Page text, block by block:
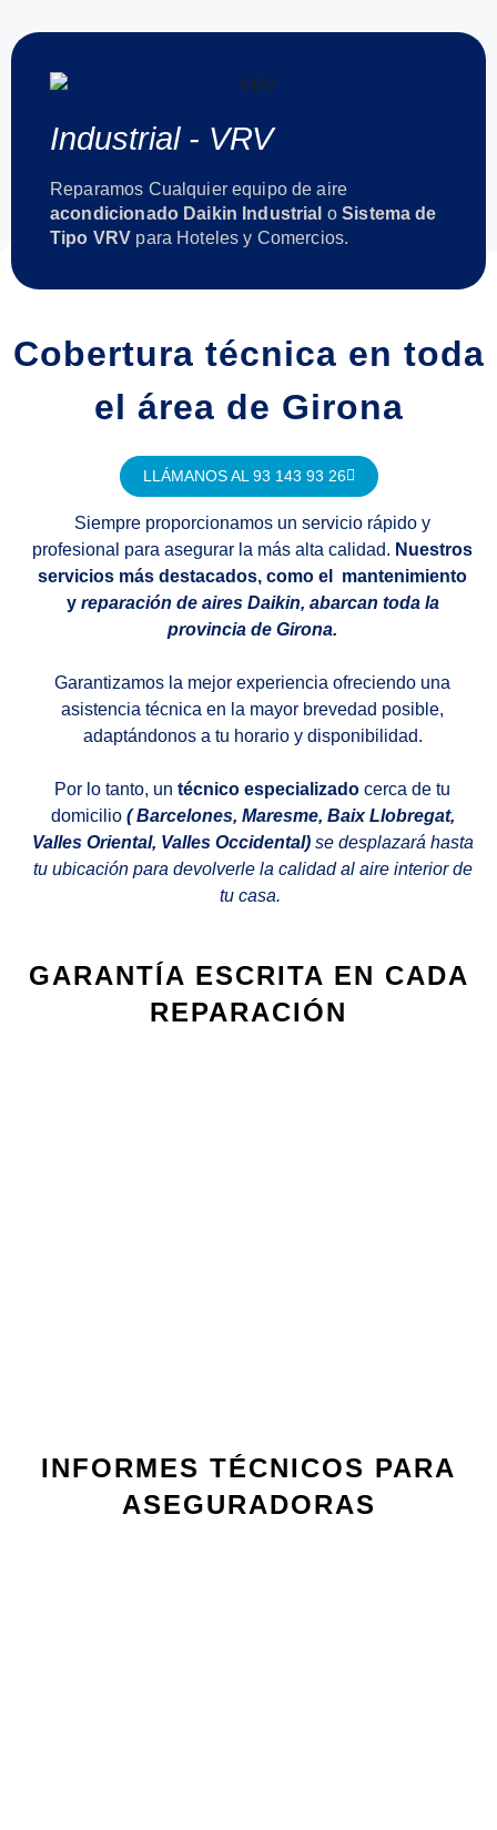
Industrial - VRV
Reparamos Cualquier equipo de aire
acondicionado Daikin Industrial oSistema de
Tipo VRV para Hoteles y Comercios.
Cobertura técnica en toda
el área de Girona
LLÁMANOS AL 93 143 93 26
Siempre proporcionamos un servicio rápido y
profesional para asegurar la más alta calidad. Nuestros
servicios más destacados, como el mantenimiento
y reparación de aires Daikin, abarcan toda la
provincia de Girona.
Garantizamos la mejor experiencia ofreciendo una
asistencia técnica en la mayor brevedad posible,
adaptándonos a tu horario y disponibilidad.
Por lo tanto, un técnico especializado cerca de tu
domicilio ( Barcelones, Maresme, Baix Llobregat,
Valles Oriental, Valles Occidental) se desplazará hasta
tu ubicación para devolverle la calidad al aire interior de
tu casa.
GARANTÍA ESCRITA EN CADA
REPARACIÓN
INFORMES TÉCNICOS PARA
ASEGURADORAS